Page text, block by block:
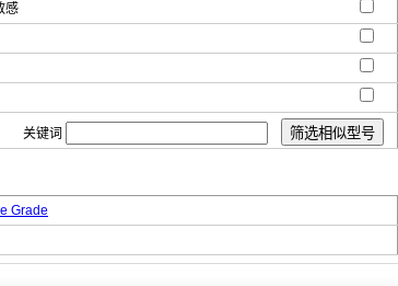
感
关键词
Grade